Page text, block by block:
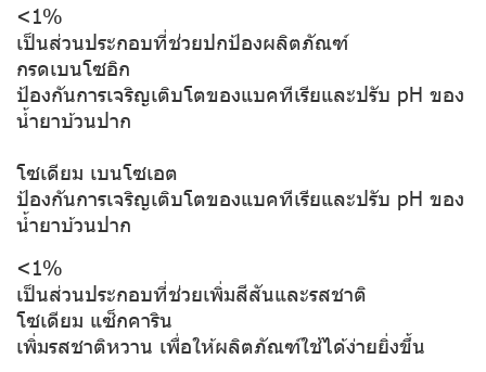
<1%
เป็นส่วนประกอบที่ช่วยปกป้องผลิตภัณฑ์
กรดเบนโซอิก
ป้องกันการเจริญเติบโตของแบคทีเรียและปรับ pH ของ
น้ำยาบ้วนปาก
โซเดียม เบนโซเอต
ป้องกันการเจริญเติบโตของแบคทีเรียและปรับ pH ของ
น้ำยาบ้วนปาก
<1%
เป็นส่วนประกอบที่ช่วยเพิ่มสีสันและรสชาติ
โซเดียม แซ็กคาริน
เพิ่มรสชาติหวาน เพื่อให้ผลิตภัณฑ์ใช้ได้ง่ายยิ่งขึ้น